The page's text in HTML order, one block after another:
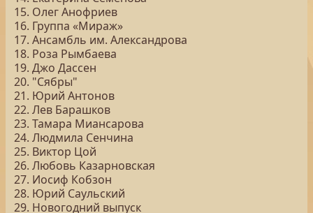
15. Олег Анофриев
16. Группа «Мираж»
17. Ансамбль им. Александрова
18. Роза Рымбаева
19. Джо Дассен
20. "Сябры"
21. Юрий Антонов
22. Лев Барашков
23. Тамара Миансарова
24. Людмила Сенчина
25. Виктор Цой
26. Любовь Казарновская
27. Иосиф Кобзон
28. Юрий Саульский
29. Новогодний выпуск